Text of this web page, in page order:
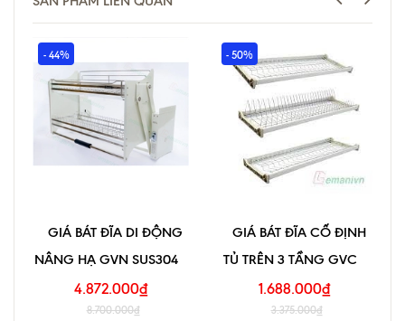
- 44%
GIÁ BÁT ĐĨA DI ĐỘNG
NÂNG HẠ GVN SUS304
4.872.000₫
8.700.000₫
- 50%
GIÁ BÁT ĐĨA CỐ ĐỊNH
TỦ TRÊN 3 TẦNG GVC
1.688.000₫
3.375.000₫